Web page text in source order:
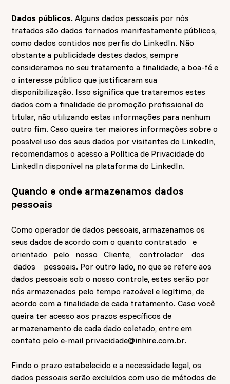
Dados públicos.Alguns dados pessoais por nós
tratados são dados tornados manifestamente públicos,
como dados contidos nos perfis do LinkedIn. Não
obstante a publicidade destes dados, sempre
consideramos no seu tratamento a finalidade, a boa-fé e
o interesse público que justificaram sua
disponibilização. Isso significa que trataremos estes
dados com a finalidade de promoção profissional do
titular, não utilizando estas informações para nenhum
outro fim. Caso queira ter maiores informações sobre o
possível uso dos seus dados por visitantes do LinkedIn,
recomendamos o acesso a Política de Privacidade do
LinkedIn disponível na plataforma do LinkedIn.
Quando e onde armazenamos dados
pessoais
Como operador de dados pessoais, armazenamos os
seus dados de acordo com o quanto contratado e
orientado pelo nosso Cliente, controlador dos
dados pessoais. Por outro lado, no que se refere aos
dados pessoais sob o nosso controle, estes serão por
nós armazenados pelo tempo razoável e legítimo, de
acordo com a finalidade de cada tratamento. Caso você
queira ter acesso aos prazos específicos de
armazenamento de cada dado coletado, entre em
contato pelo e-mail privacidade@inhire.com.br.
Findo o prazo estabelecido e a necessidade legal, os
dados pessoais serão excluídos com uso de métodos de